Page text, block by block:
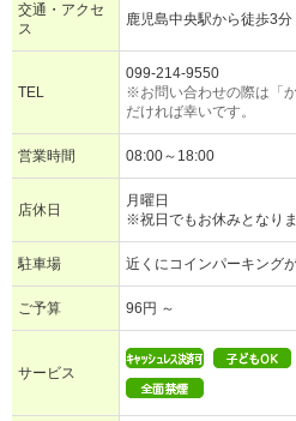
交通・アクセ
ス
鹿児島中央駅から徒歩3分
TEL
099-214-9550
※お問い合わせの際は「
だければ幸いです。
営業時間 08:00～18:00
店休日
月曜日
※祝日でもお休みとなり
駐車場 近くにコインパーキング
ご予算 96円 ～
サービス